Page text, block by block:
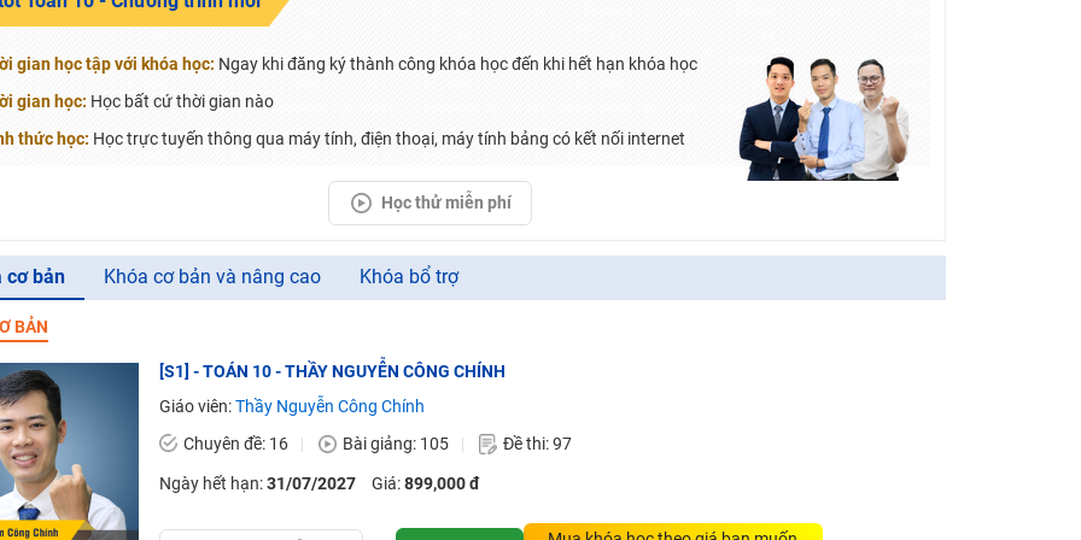
ít nhất 25 điểm
(Từ 16-18/07/2025)
lai!
viên giỏi và nổi tiếng
gian học tập với khóa học: Ngay khi đăng ký thành công khóa học đến khi hết hạn khóa học
gian học: Học bất cứ thời gian nào
thức học: Học trực tuyến thông qua máy tính, điện thoại, máy tính bảng có kết nối internet
Học thử miễn phí
cơ bản Khóa cơ bản và nâng cao Khóa bổ trợ
BẢN
[S1] - TOÁN 10 - THẦY NGUYỄN CÔNG CHÍNH
Giáo viên:Thầy Nguyễn Công Chính
Chuyên đề: 16
Bài giảng: 105 Đề thi: 97
Ngày hết hạn:31/07/2027 Giá:899,000 đ